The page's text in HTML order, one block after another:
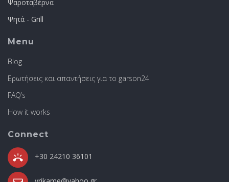
Ψαροταβέρνα
Ψητά - Grill
Menu
Blog
Ερωτήσεις και απαντήσεις για το garson24
FAQ’s
How it works
Connect
+30 24210 36101